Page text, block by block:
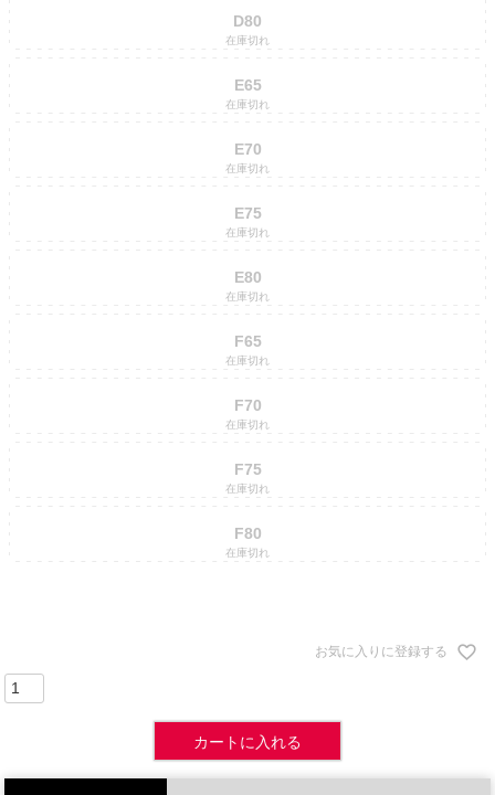
D80
在庫切れ
E65
在庫切れ
E70
在庫切れ
E75
在庫切れ
E80
在庫切れ
F65
在庫切れ
F70
在庫切れ
F75
在庫切れ
F80
在庫切れ
お気に入りに登録する
カートに入れる